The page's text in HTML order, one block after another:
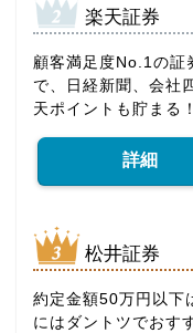
楽天証券
顧客満足度No.1の証
で、日経新聞、会社
天ポイントも貯まる！
詳細
松井証券
約定金額50万円以下
にはダントツでおす